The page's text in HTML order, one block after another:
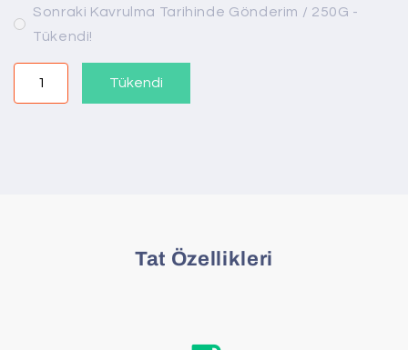
Sonraki Kavrulma Tarihinde Gönderim / 250G -
Tükendi!
Tükendi
Tat Özellikleri